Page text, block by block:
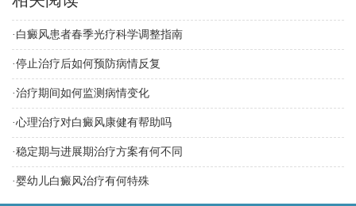
· 白癜风患者春季光疗科学调整指南
·停止治疗后如何预防病情反复
·治疗期间如何监测病情变化
·心理治疗对白癜风康健有帮助吗
·稳定期与进展期治疗方案有何不同
·婴幼儿白癜风治疗有何特殊